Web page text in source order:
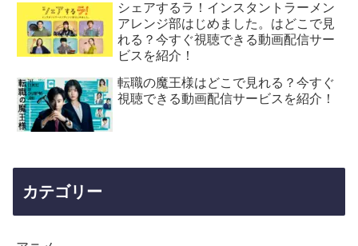
シェアするラ！インスタントラーメン
アレンジ部はじめました。はどこで見
れる？今すぐ視聴できる動画配信サー
ビスを紹介！
転職の魔王様はどこで見れる？今すぐ
視聴できる動画配信サービスを紹介！
カテゴリー